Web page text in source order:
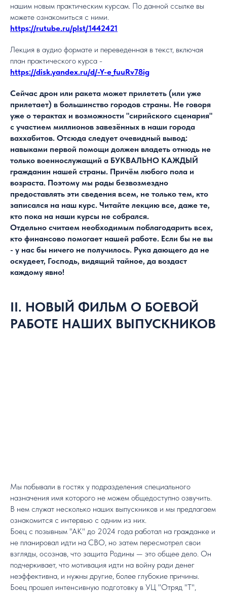
нашим новым практическим курсам. По данной ссылке вы
можете ознакомиться с ними.
https://rutube.ru/plst/1442421
Лекция в аудио формате и переведенная в текст, включая
план практического курса -
https://disk.yandex.ru/d/-Y-e_fuuRv78ig
Сейчас дрон или ракета может прилететь (или уже
прилетает) в большинство городов страны. Не говоря
уже о терактах и возможности "сирийского сценария"
с участием миллионов завезённых в наши города
ваххабитов. Отсюда следует очевидный вывод:
навыками первой помощи должен владеть отнюдь не
только военнослужащий а БУКВАЛЬНО КАЖДЫЙ
гражданин нашей страны. Причём любого пола и
возраста. Поэтому мы рады безвозмездно
предоставлять эти сведения всем, не только тем, кто
записался на наш курс. Читайте лекцию все, даже те,
кто пока на наши курсы не собрался.
Отдельно считаем необходимым поблагодарить всех,
кто финансово помогает нашей работе. Если бы не вы
- у нас бы ничего не получилось. Рука дающего да не
оскудеет, Господь, видящий тайное, да воздаст
каждому явно!
II. НОВЫЙ ФИЛЬМ О БОЕВОЙ
РАБОТЕ НАШИХ ВЫПУСКНИКОВ
Мы побывали в гостях у подразделения специального
назначения имя которого не можем общедоступно озвучить.
В нем служат несколько наших выпускников и мы предлагаем
ознакомится с интервью с одним из них.
Боец с позывным "АК" до 2024 года работал на гражданке и
не планировал идти на СВО, но затем пересмотрел свои
взгляды, осознав, что защита Родины — это общее дело. Он
подчеркивает, что мотивация идти на войну ради денег
неэффективна, и нужны другие, более глубокие причины.
Боец прошел интенсивную подготовку в УЦ "Отряд "Т",